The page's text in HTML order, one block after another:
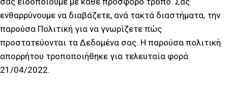
ενθαρρύνουμε να διαβάζετε, ανά τακτά διαστήματα, την
παρούσα Πολιτική για να γνωρίζετε πώς
προστατεύονται τα Δεδομένα σας. Η παρούσα πολιτική
απορρήτου τροποποιήθηκε για τελευταία φορά
21/04/2022.